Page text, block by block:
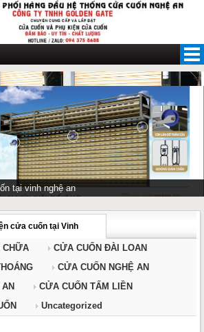
tại vinh nghệ an
cửa cuốn tại Vinh
CHỮA
CỬA CUỐN ĐÀI LOAN
CỬA CUỐN NGHỆ AN
CỬA CUỐN TẤM LIỀN
Uncategorized